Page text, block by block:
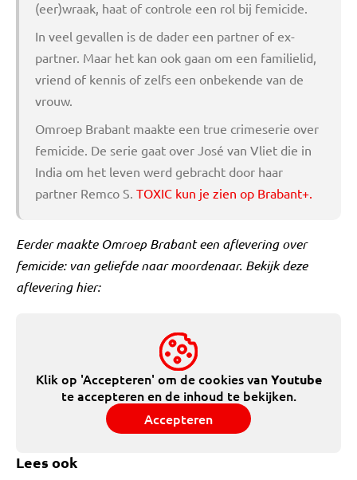
(eer)wraak, haat of controle een rol bij femicide.
In veel gevallen is de dader een partner of ex-
partner. Maar het kan ook gaan om een familielid,
vriend of kennis of zelfs een onbekende van de
vrouw.
Omroep Brabant maakte een true crimeserie over
femicide. De serie gaat over José van Vliet die in
India om het leven werd gebracht door haar
partner Remco S. TOXIC kun je zien op Brabant+.
Eerder maakte Omroep Brabant een aflevering over
femicide: van geliefde naar moordenaar. Bekijk deze
aflevering hier:
Klik op 'Accepteren' om de cookies vanYoutube
te accepteren en de inhoud te bekijken.
Accepteren
Lees ook